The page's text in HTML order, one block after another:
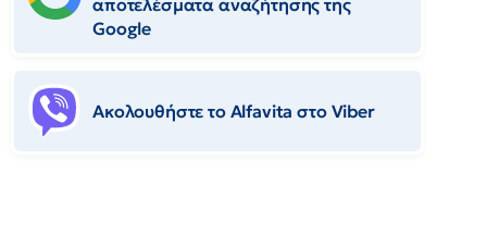
αποτελέσματα αναζήτησης της
Google
Ακολουθήστε το Αlfavita στο Viber